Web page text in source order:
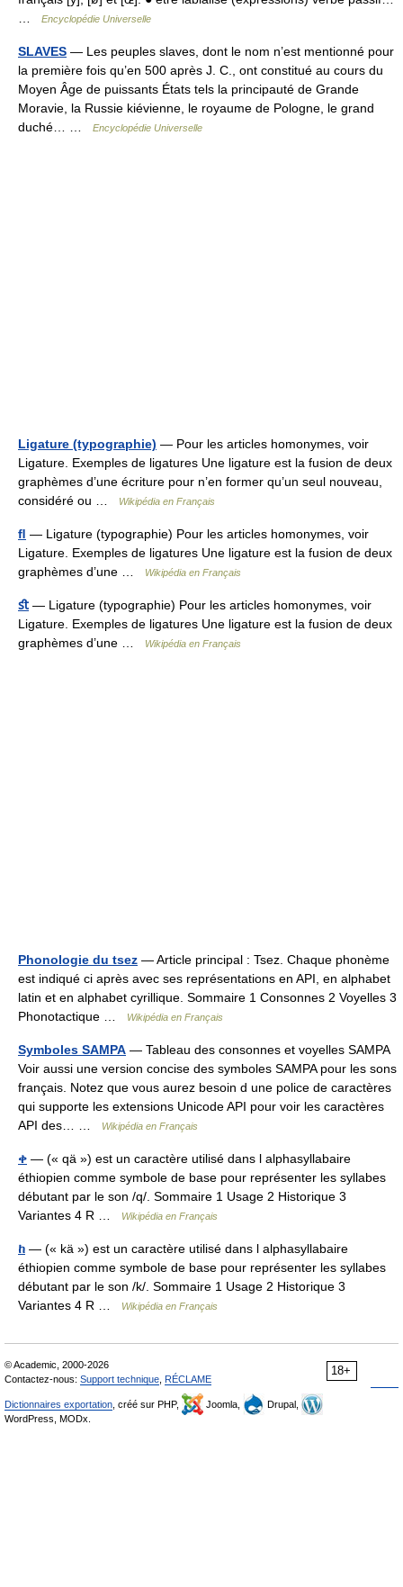
Encyclopédie Universelle
SLAVES — Les peuples slaves, dont le nom n’est mentionné pour
la première fois qu’en 500 après J. C., ont constitué au cours du
Moyen Âge de puissants États tels la principauté de Grande
Moravie, la Russie kiévienne, le royaume de Pologne, le grand
duché… …
Encyclopédie Universelle
Ligature (typographie) — Pour les articles homonymes, voir
Ligature. Exemples de ligatures Une ligature est la fusion de deux
graphèmes d’une écriture pour n’en former qu’un seul nouveau,
considéré ou …
Wikipédia en Français
ﬂ — Ligature (typographie) Pour les articles homonymes, voir
Ligature. Exemples de ligatures Une ligature est la fusion de deux
graphèmes d’une …
Wikipédia en Français
ﬆ — Ligature (typographie) Pour les articles homonymes, voir
Ligature. Exemples de ligatures Une ligature est la fusion de deux
graphèmes d’une …
Wikipédia en Français
Phonologie du tsez — Article principal : Tsez. Chaque phonème
est indiqué ci après avec ses représentations en API, en alphabet
latin et en alphabet cyrillique. Sommaire 1 Consonnes 2 Voyelles 3
Phonotactique …
Wikipédia en Français
Symboles SAMPA — Tableau des consonnes et voyelles SAMPA
Voir aussi une version concise des symboles SAMPA pour les sons
français. Notez que vous aurez besoin d une police de caractères
qui supporte les extensions Unicode API pour voir les caractères
API des… …
Wikipédia en Français
ቀ — (« qä ») est un caractère utilisé dans l alphasyllabaire
éthiopien comme symbole de base pour représenter les syllabes
débutant par le son /q/. Sommaire 1 Usage 2 Historique 3
Variantes 4 R …
Wikipédia en Français
ከ — (« kä ») est un caractère utilisé dans l alphasyllabaire
éthiopien comme symbole de base pour représenter les syllabes
débutant par le son /k/. Sommaire 1 Usage 2 Historique 3
Variantes 4 R …
Wikipédia en Français
18+
© Academic, 2000-2026
Contactez-nous: Support technique RÉCLAME
Dictionnaires exportation , créé sur PHP, Joomla,
Drupal,
WordPress, MODx.